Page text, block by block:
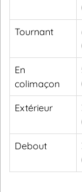
Tournant
En
colimaçon
Extérieur
Debout